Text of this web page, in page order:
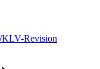
Revision